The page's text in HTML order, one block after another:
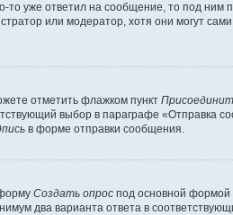
уже ответил на сообщение, то под ним
или модератор, хотя они могут
отметить флажком пункт
выбор в параграфе «Отправка
в форме отправки сообщения.
Создать опрос под основной формой
два варианта ответа в